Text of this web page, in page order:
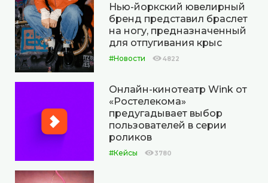
Нью-йоркский ювелирный
бренд представил браслет
на ногу, предназначенный
для отпугивания крыс
#Новости 4822
Онлайн-кинотеатр Wink от
«Ростелекома»
предугадывает выбор
пользователей в серии
роликов
#Кейсы 3780